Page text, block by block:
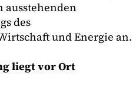
ausstehenden
des
und Energie an.
liegt vor Ort